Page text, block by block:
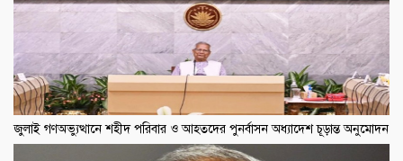
জুলাই গণঅভ্যুত্থানে শহীদ পরিবার ও আহতদের পুনর্বাসন অধ্যাদেশ চূড়ান্ত অনুমোদন